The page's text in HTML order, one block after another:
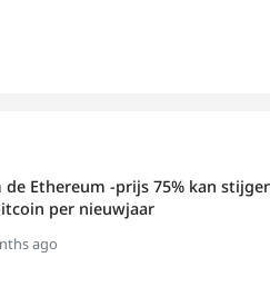
de Ethereum -prijs 75% kan
per nieuwjaar
ago